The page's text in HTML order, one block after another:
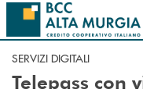
Salta al contenuto principale
SERVIZI DIGITALI
Telepass con